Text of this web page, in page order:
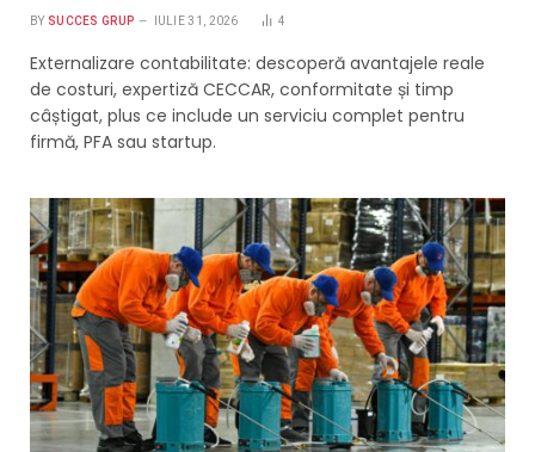
BY SUCCES GRUP IULIE 31, 2026 4
Externalizare contabilitate: descoperă avantajele reale
de costuri, expertiză CECCAR, conformitate și timp
câștigat, plus ce include un serviciu complet pentru
firmă, PFA sau startup.